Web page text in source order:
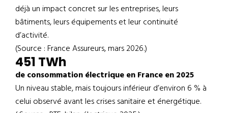
déjà un impact concret sur les entreprises, leurs
bâtiments, leurs équipements et leur continuité
d’activité.
(Source : France Assureurs, mars 2026.)
451 TWh
de consommation électrique en France en 2025
Un niveau stable, mais toujours inférieur d’environ 6 % à
celui observé avant les crises sanitaire et énergétique.